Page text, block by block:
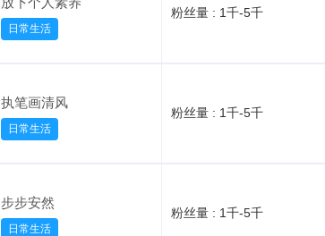
日常生活
粉丝量 : 1千-5千
执笔画清风
日常生活
粉丝量 : 1千-5千
步步安然
日常生活
粉丝量 : 1千-5千